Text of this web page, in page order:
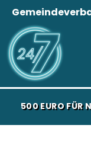
500 EURO FÜR